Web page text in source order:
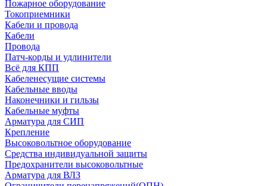
Пожарное оборудование
Токоприемники
Кабели и провода
Кабели
Провода
Патч-корды и удлинители
Всё для КПП
Кабеленесущие системы
Кабельные вводы
Наконечники и гильзы
Кабельные муфты
Арматура для СИП
Крепление
Высоковольтное оборудование
Средства индивидуальной защиты
Предохранители высоковольтные
Арматура для ВЛЗ